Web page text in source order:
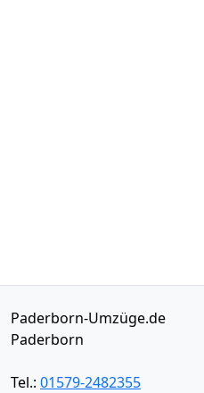
Paderborn-Umzüge.de
Paderborn
Tel.: 01579-2482355